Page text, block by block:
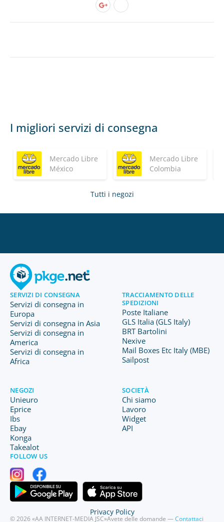
I migliori servizi di consegna
Mercado Libre
México
Mercado Libre
Colombia
Tutti i negozi
SERVIZI DI CONSEGNA
Servizi di consegna in
Europa
Servizi di consegna in Asia
Servizi di consegna in
America
Servizi di consegna in
Africa
TRACCIAMENTO DELLE
SPEDIZIONI
Poste Italiane
GLS Italia (GLS Italy)
BRT Bartolini
Nexive
Mail Boxes Etc Italy (MBE)
Sailpost
NEGOZI
Unieuro
Eprice
Ibs
Ebay
Konga
Takealot
SOCIETÀ
Chi siamo
Lavoro
Widget
API
FOLLOW US
© 2026 «AA INTERNET-MEDIA JSC»Avete delle domande —Contattaci
Privacy Policy